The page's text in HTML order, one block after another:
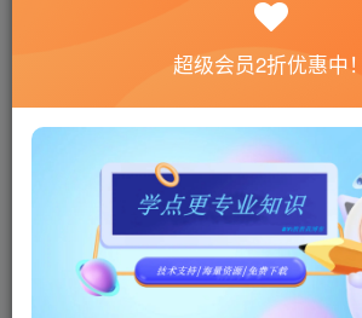
联网教程： 内附教程
单机教程： 内附教程
不懂的话联系客服！！！
Office 2013-2019 C2R Install是由俄
作的Microsoft Office下载、安装、管理的
超级会员2折优惠中！